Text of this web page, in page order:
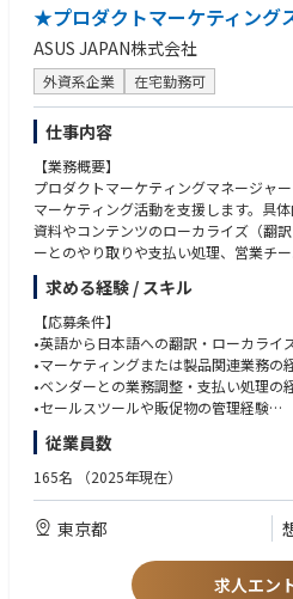
•代理店への営業活動（製品企画、価格
など）
•代理店と定期商談の実施：年間＞四半
フォローアップ、納期の管理と提案
•自社内のプロダクトマネジメント部及
ら、代理店やエンドユーザーにむけた
等の開催と展開（サンプル手配から設営
•代理店からの小型新規案件のヒアリン
•自社内のカスタマーサービス部と連
グ対応
【担当製品】
ノートパソコン（Windows）、ノート
クトップパソコン
★プロダクトマーケティング
ASUS JAPAN株式会社
外資系企業 在宅勤務可
仕事内容
【業務概要】
プロダクトマーケティングマネージャ
マーケティング活動を支援します。具
資料やコンテンツのローカライズ（翻
ーとのやり取りや支払い処理、営業チ
新などを担当します。社内外の関係者
と情報共有を推進する役割です。
【主な担当業務内容】
•GTM（Go-To-Market）活動の推進
製品サービスの市場投入に向けた戦略的
マーケティング施策の企画・実行（キ
クロスファンクショナルチームとの連
•ローカライズ対応（翻訳（英語→日本
ーの調整、校正）
•ベンダーとの契約・支払い処理（請求
•セールスツールの管理・最適化（カタ
求める経験 / スキル
【応募条件】
•英語から日本語への翻訳・ローカライ
•マーケティングまたは製品関連業務の
•ベンダーとの業務調整・支払い処理の
•セールスツールや販促物の管理経験
•Excel、PowerPoint、Google
•英語での読み書き・コミュニケーション
•パソコン業界もしくはIT業界での勤務
•パソコン及びパソコンパーツ製品の
ソコンガジェットへの高い興味や関心
•外資系企業での勤務経験者
従業員数
165名 （2025年現在）
東京都
求人エン